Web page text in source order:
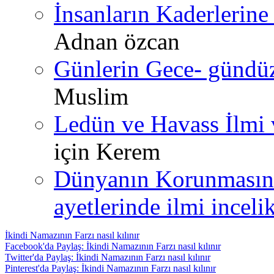
İnsanların
Adnan özcan
Günlerin Gece-
Muslim
Ledün ve Havass İlmi
için Kerem
Dünyanın
ayetlerinde ilmi
İkindi Namazının Farzı nasıl kılınır
Facebook'da Paylaş: İkindi Namazının Farzı nasıl kılınır
Twitter'da Paylaş: İkindi Namazının Farzı nasıl kılınır
Pinterest'da Paylaş: İkindi Namazının Farzı nasıl kılınır